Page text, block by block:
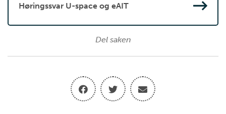
Høringssvar U-space og eAIT
Del saken